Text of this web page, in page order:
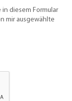
diesem Formular
mir ausgewählte